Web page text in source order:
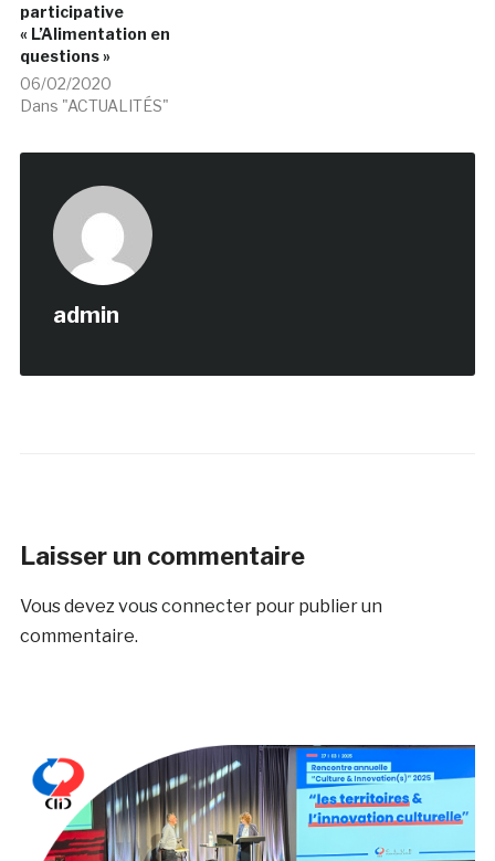
participative
« L’Alimentation en
questions »
06/02/2020
Dans "ACTUALITÉS"
admin
Laisser un commentaire
Vous devez vous connecterpour publier un
commentaire.